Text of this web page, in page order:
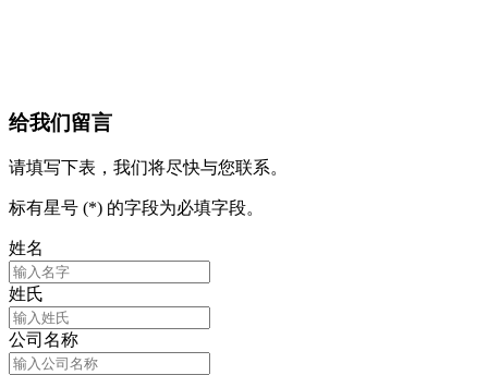
给我们留言
请填写下表，我们将尽快与您联系。
标有星号 (*) 的字段为必填字段。
姓名
姓氏
公司名称